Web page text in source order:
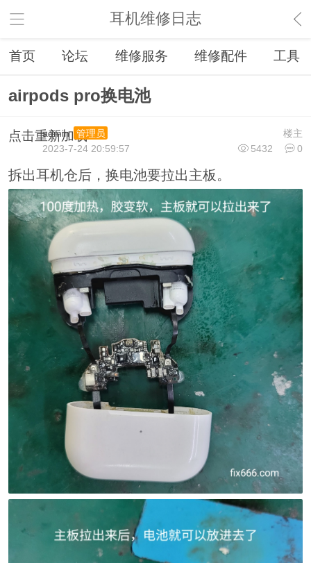
耳机维修日志
首页 论坛 维修服务 维修配件 工具
airpods pro换电池
点击重新加载 楼主
admin
管理员
5432
0
2023-7-24 20:59:57
拆出耳机仓后，换电池要拉出主板。